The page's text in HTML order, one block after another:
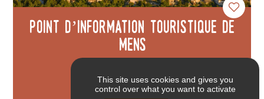
Point d’information touristique de
Mens
This site uses cookies and gives you
control over what you want to activate